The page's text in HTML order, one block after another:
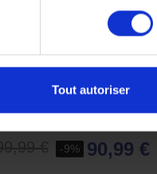
Tout autoriser
-9% 90,99 €